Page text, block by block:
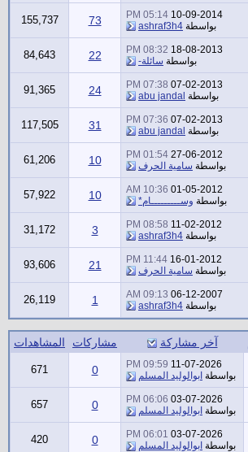
10-09-2014
05:14 PM
بواسطة ashraf3h4
73
155,737
18-08-2013
08:32 PM
بواسطة سائلة- 22
84,643
07-02-2013
07:38 PM
بواسطة abu jandal
24
91,365
07-02-2013
07:36 PM
بواسطة abu jandal
31
117,505
27-06-2012
01:54 PM
بواسطة سامية الحرف 10
61,206
01-05-2012
10:36 AM
بواسطة وســـــــــام* 10
57,922
11-02-2012
08:58 PM
بواسطة ashraf3h4
3
31,172
16-01-2012
11:44 PM
بواسطة سامية الحرف 21
93,606
06-12-2007
09:13 AM
بواسطة ashraf3h4
1
26,119
آخر مشاركة مشاركات
المشاهدات
11-07-2026
09:59 PM
بواسطة ابوالوليد المسلم 0
671
03-07-2026
06:06 PM
بواسطة ابوالوليد المسلم 0
657
03-07-2026
06:01 PM
بواسطة ابوالوليد المسلم 0
420